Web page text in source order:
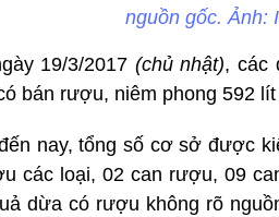
nguồn gốc. Ảnh:
19/3/2017 (chủ nhật), các
bán rượu, niêm phong 592
nay, tổng số cơ sở được
các loại, 02 can rượu, 09
dừa có rượu không rõ